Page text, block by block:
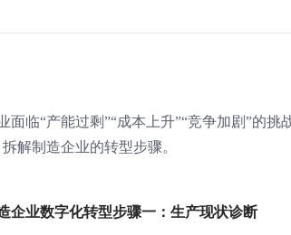
面临“产能过剩”“成本上升”“竞争加剧”的挑
解制造企业的转型步骤。
企业数字化转型步骤一：生产现状诊断